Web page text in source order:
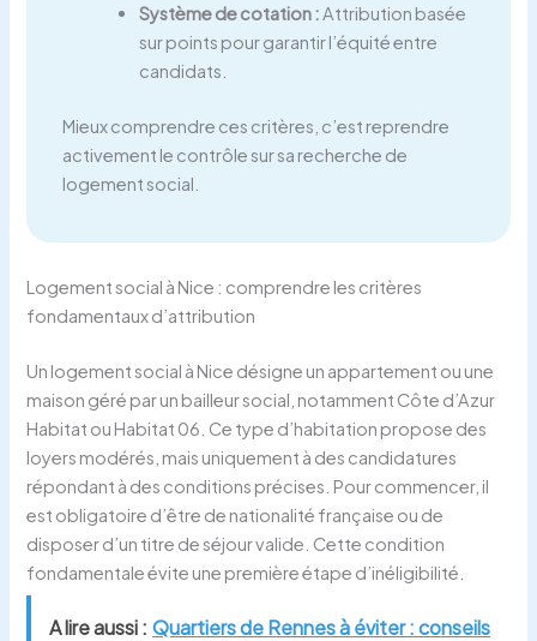
Système de cotation :Attribution basée
sur points pour garantir l’équité entre
candidats.
Mieux comprendre ces critères, c’est reprendre
activement le contrôle sur sa recherche de
logement social.
Logement social à Nice : comprendre les critères
fondamentaux d’attribution
Un logement social à Nice désigne un appartement ou une
maison géré par un bailleur social, notamment Côte d’Azur
Habitat ou Habitat 06. Ce type d’habitation propose des
loyers modérés, mais uniquement à des candidatures
répondant à des conditions précises. Pour commencer, il
est obligatoire d’être de nationalité française ou de
disposer d’un titre de séjour valide. Cette condition
fondamentale évite une première étape d’inéligibilité.
A lire aussi : Quartiers de Rennes à éviter : conseils